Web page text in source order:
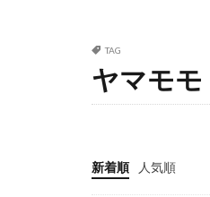
TAG
ヤマモモ
新着順 人気順